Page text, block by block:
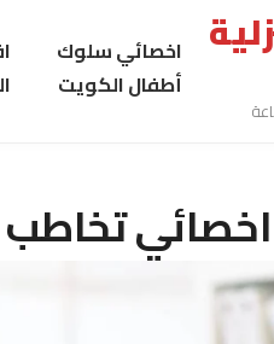
اخصائي سلوك
أطفال الكويت
اخصائي